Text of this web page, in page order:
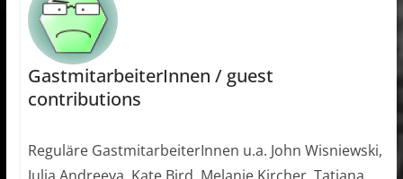
GastmitarbeiterInnen / guest
contributions
Reguläre GastmitarbeiterInnen u.a. John Wisniewski,